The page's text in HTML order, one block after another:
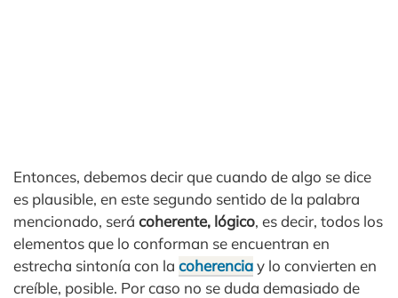
Entonces, debemos decir que cuando de algo se dice
es plausible, en este segundo sentido de la palabra
mencionado, será coherente, lógico, es decir, todos los
elementos que lo conforman se encuentran en
estrecha sintonía con la coherenciay lo convierten en
creíble, posible. Por caso no se duda demasiado de